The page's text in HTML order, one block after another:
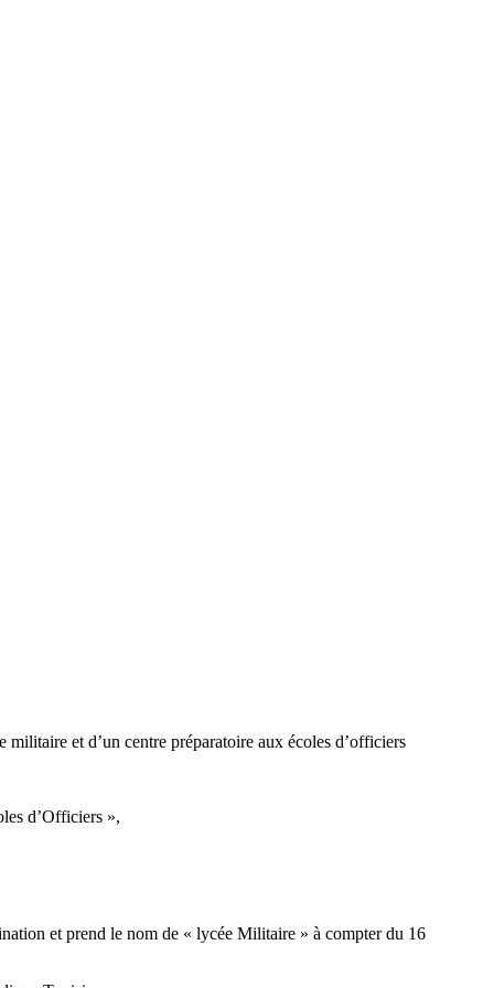
et d’un centre préparatoire aux écoles d’officiers
d’Officiers »,
et prend le nom de « lycée Militaire » à compter du 16